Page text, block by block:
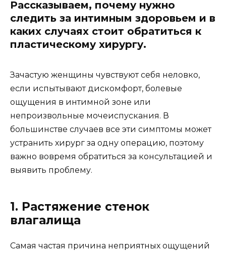
Рассказываем, почему нужно
следить за интимным здоровьем и в
каких случаях стоит обратиться к
пластическому хирургу.
Зачастую женщины чувствуют себя неловко,
если испытывают дискомфорт, болевые
ощущения в интимной зоне или
непроизвольные мочеиспускания. В
большинстве случаев все эти симптомы может
устранить хирург за одну операцию, поэтому
важно вовремя обратиться за консультацией и
выявить проблему.
1. Растяжение стенок
влагалища
Самая частая причина неприятных ощущений